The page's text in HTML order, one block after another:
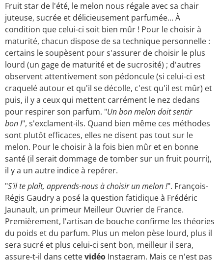
Fruit star de l'été, le melon nous régale avec sa chair
juteuse, sucrée et délicieusement parfumée… À
condition que celui-ci soit bien mûr ! Pour le choisir à
maturité, chacun dispose de sa technique personnelle :
certains le soupèsent pour s'assurer de choisir le plus
lourd (un gage de maturité et de sucrosité) ; d'autres
observent attentivement son pédoncule (si celui-ci est
craquelé autour et qu'il se décolle, c'est qu'il est mûr) et
puis, il y a ceux qui mettent carrément le nez dedans
pour respirer son parfum. "Un bon melon doit sentir
bon !", s'exclament-ils. Quand bien même ces méthodes
sont plutôt efficaces, elles ne disent pas tout sur le
melon. Pour le choisir à la fois bien mûr et en bonne
santé (il serait dommage de tomber sur un fruit pourri),
il y a un autre indice à repérer.
"S'il te plaît, apprends-nous à choisir un melon !". François-
Régis Gaudry a posé la question fatidique à Frédéric
Jaunault, un primeur Meilleur Ouvrier de France.
Premièrement, l'artisan de bouche confirme les théories
du poids et du parfum. Plus un melon pèse lourd, plus il
sera sucré et plus celui-ci sent bon, meilleur il sera,
assure-t-il dans cettevidéo Instagram. Mais ce n'est pas